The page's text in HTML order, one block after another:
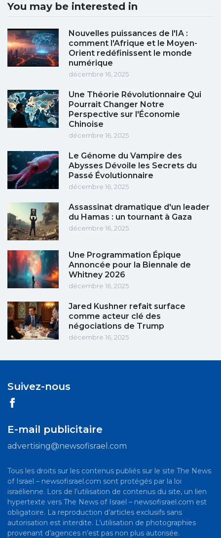
You may be interested in
Nouvelles puissances de l'IA :
comment l'Afrique et le Moyen-
Orient redéfinissent le monde
numérique
décembre 16, 2025
Une Théorie Révolutionnaire Qui
Pourrait Changer Notre
Perspective sur l'Économie
Chinoise
décembre 16, 2025
Le Génome du Vampire des
Abysses Dévoile les Secrets du
Passé Évolutionnaire
décembre 16, 2025
Assassinat dramatique d'un leader
du Hamas : un tournant à Gaza
décembre 16, 2025
Une Programmation Épique
Annoncée pour la Biennale de
Whitney 2026
décembre 16, 2025
Jared Kushner refait surface
comme acteur clé des
négociations de Trump
décembre 16, 2025
Suivez-nous
E-mail publicitaire
advertising@newsofisrael.com
Tous les droits sur les contenus publiés sur le site The News
of Israel – newsofisrael.com sont protégés par la loi
israélienne. Lors de l’utilisation de contenus du site, un lien
hypertexte vers The News of Israel – newsofisrael.com est
obligatoire. La reproduction d’articles exclusifs sans
autorisation est interdite. L’utilisation de photographies
provenant d’agences n’est pas non plus autorisée.